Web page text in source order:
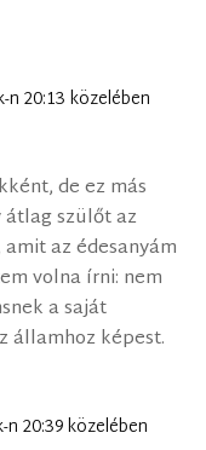
n 20:13 közelében
de ez más
átlag szülőt az
az édesanyám
volna írni: nem
a saját
államhoz képest.
n 20:39 közelében